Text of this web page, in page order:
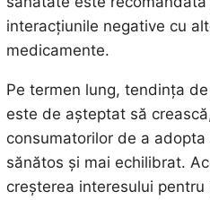
interacțiunile negative cu
medicamente.
Pe termen lung, tendința
este de așteptat să
consumatorilor de a
sănătos și mai echilibrat.
creșterea interesului